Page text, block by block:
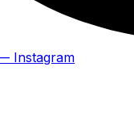
Instagram